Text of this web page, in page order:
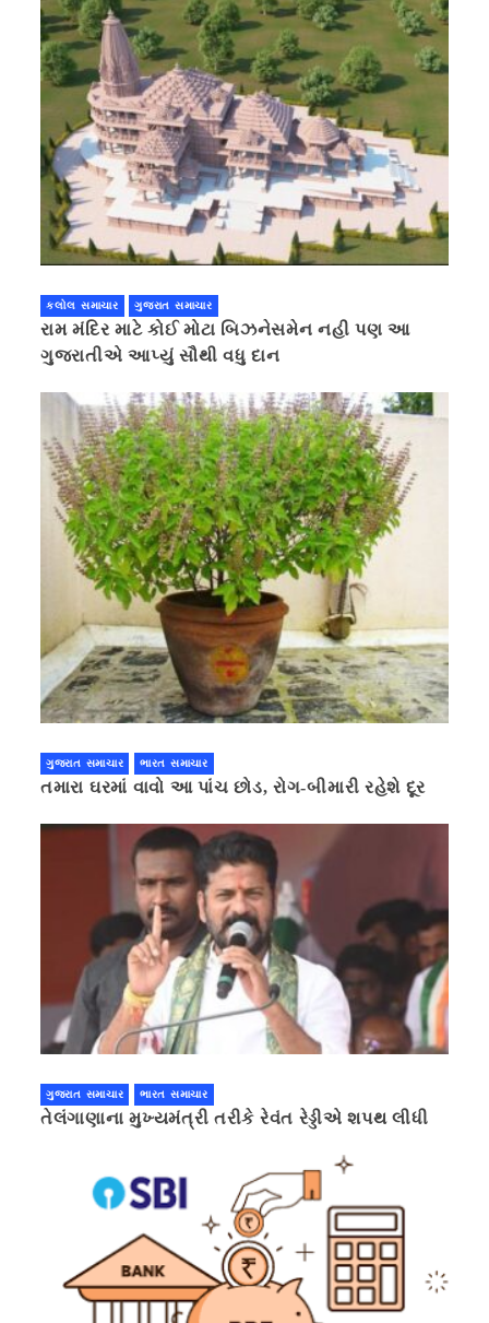
કલોલ સમાચાર ગુજરાત સમાચાર
રામ મંદિર માટે કોઈ મોટા બિઝનેસમેન નહી પણ આ
ગુજરાતીએ આપ્યું સૌથી વધુ દાન
ગુજરાત સમાચાર ભારત સમાચાર
તમારા ઘરમાં વાવો આ પાંચ છોડ, રોગ-બીમારી રહેશે દૂર
ગુજરાત સમાચાર ભારત સમાચાર
તેલંગાણાના મુખ્યમંત્રી તરીકે રેવંત રેડ્ડીએ શપથ લીધી